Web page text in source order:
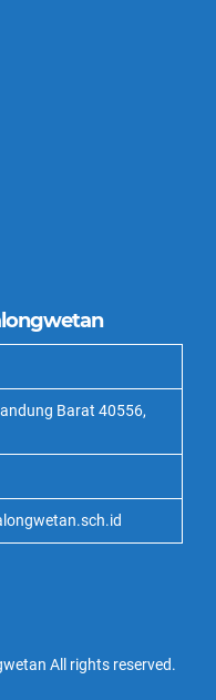
Barat 40556,
All rights reserved.